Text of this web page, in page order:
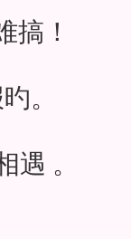
搞！
。
遇 。